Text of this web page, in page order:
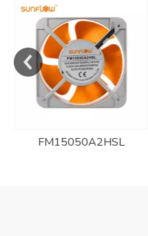
FM8025A2HBL